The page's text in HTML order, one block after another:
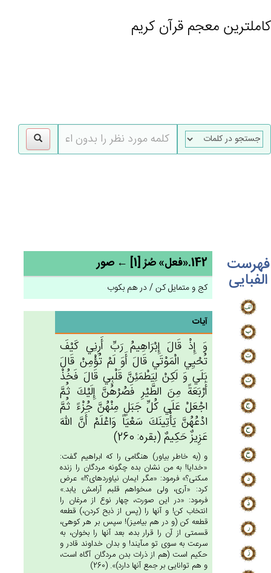
کاملترین معجم قرآن کریم
فهرست
الفبایی
142.«فعل» صُرْ [1] ← صور
کج و متمایل کن / در هم بکوب
آیات
وَ إِذْ قَال‌َ إِبْرَاهِيم‌ُ رَب‌ِّ أَرِنِي‌ كَيْف‌َ
تُحْيِي‌ الْمَوْتَي‌ قَال‌َ أَوَ لَم‌ْ تُؤْمِنْ‌ قَال‌َ
بَلَي‌ وَ لَكِنْ‌ لِيَطْمَئِن‌َّ قَلْبِي‌ قَال‌َ فَخُذْ
أَرْبَعَة‌ً مِن‌َ الطَّيْرِ فَصُرْهُن‌َّ إِلَيْك‌َ ثُم‌َّ
اجْعَل‌ْ عَلَي‌ كُل‌ِّ جَبَل‌ٍ مِنْهُن‌َّ جُزْءً ثُم‌َّ
ادْعُهُن‌َّ يَأْتِينَك‌َ سَعْيَاً وَاعْلَم‌ْ أَن‌َّ الله‌َ
عَزِيزٌ حَكِيم‌ٌ (بقره: 260)
و (به خاطر بياور) هنگامى را كه ابراهيم گفت:
«خدايا! به من نشان بده چگونه مردگان را زنده
مى‏كنى؟» فرمود: «مگر ايمان نياورده‏اى؟!» عرض
كرد: «آرى، ولى مى‏خواهم قلبم آرامش يابد.»
فرمود: «در اين صورت، چهار نوع از مرغان را
انتخاب كن! و آنها را (پس از ذبح كردن،) قطعه
قطعه كن (و در هم بياميز)! سپس بر هر كوهى،
قسمتى از آن را قرار بده، بعد آنها را بخوان، به
سرعت به سوى تو مى‏آيند! و بدان خداوند قادر و
حكيم است (هم از ذرات بدن مردگان آگاه است،
و هم توانايى بر جمع آنها دارد)». (260)